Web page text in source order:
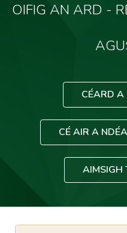
OIFIG AN ARD -
CÉARD
CÉ AIR A
AIMSIGH